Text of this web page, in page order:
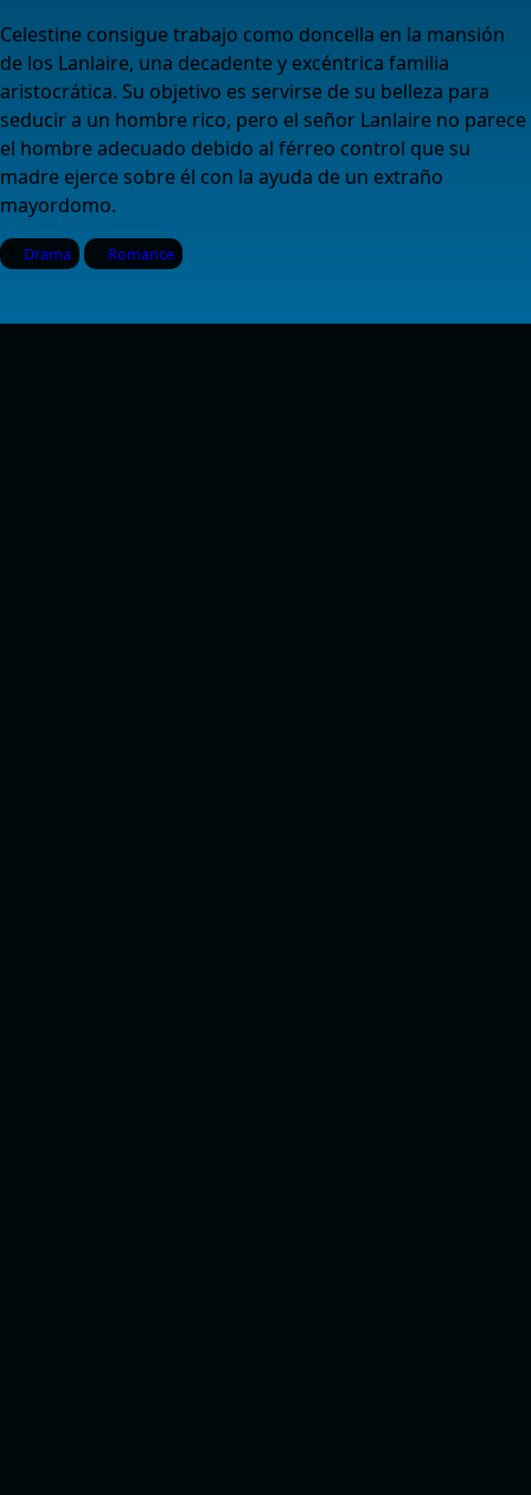
Celestine consigue trabajo como doncella en la mansión
de los Lanlaire, una decadente y excéntrica familia
aristocrática. Su objetivo es servirse de su belleza para
seducir a un hombre rico, pero el señor Lanlaire no parece
el hombre adecuado debido al férreo control que su
madre ejerce sobre él con la ayuda de un extraño
mayordomo.
Drama Romance